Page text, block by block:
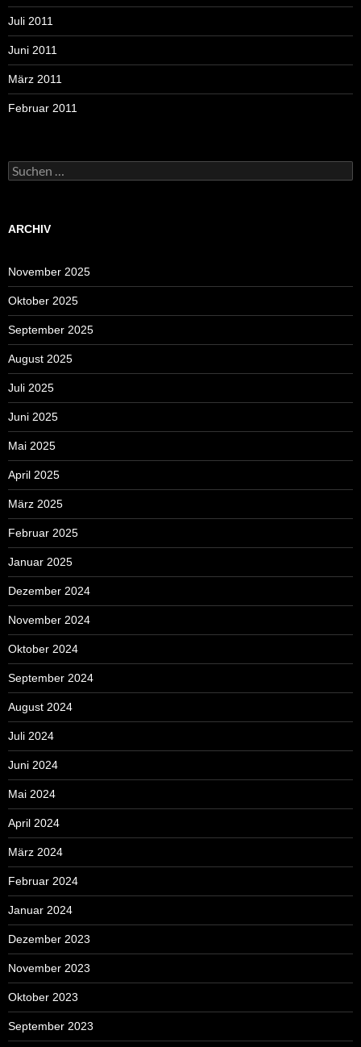
Juli 2011
Juni 2011
März 2011
Februar 2011
Suchen
nach:
ARCHIV
November 2025
Oktober 2025
September 2025
August 2025
Juli 2025
Juni 2025
Mai 2025
April 2025
März 2025
Februar 2025
Januar 2025
Dezember 2024
November 2024
Oktober 2024
September 2024
August 2024
Juli 2024
Juni 2024
Mai 2024
April 2024
März 2024
Februar 2024
Januar 2024
Dezember 2023
November 2023
Oktober 2023
September 2023